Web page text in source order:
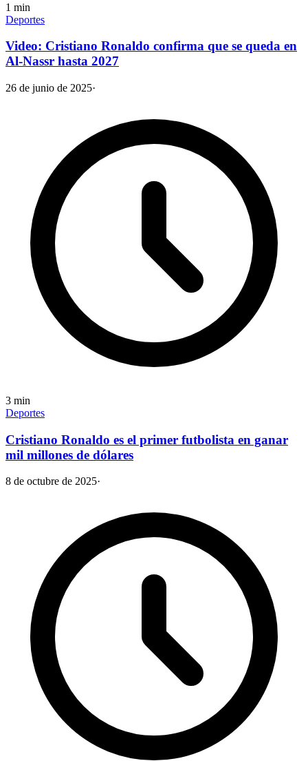
1 min
Deportes
Video: Cristiano Ronaldo confirma que se queda en
Al-Nassr hasta 2027
26 de junio de 2025·
3 min
Deportes
Cristiano Ronaldo es el primer futbolista en ganar
mil millones de dólares
8 de octubre de 2025·